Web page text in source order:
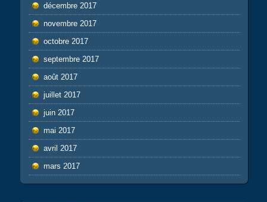
décembre 2017
novembre 2017
octobre 2017
septembre 2017
août 2017
juillet 2017
juin 2017
mai 2017
avril 2017
mars 2017